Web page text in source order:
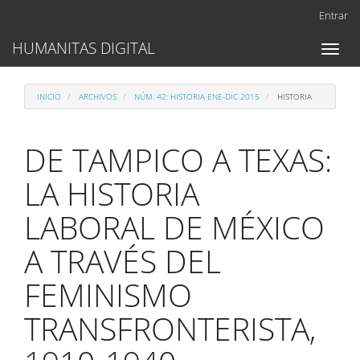
Contenido
principal
lateral
Entrar
Toggle
HUMANITAS DIGITAL
INICIO ARCHIVOS NÚM. 42: HISTORIA ENE-DIC 2015 HISTORIA
DE TAMPICO A TEXAS:
LA HISTORIA
LABORAL DE MÉXICO
A TRAVÉS DEL
FEMINISMO
TRANSFRONTERISTA,